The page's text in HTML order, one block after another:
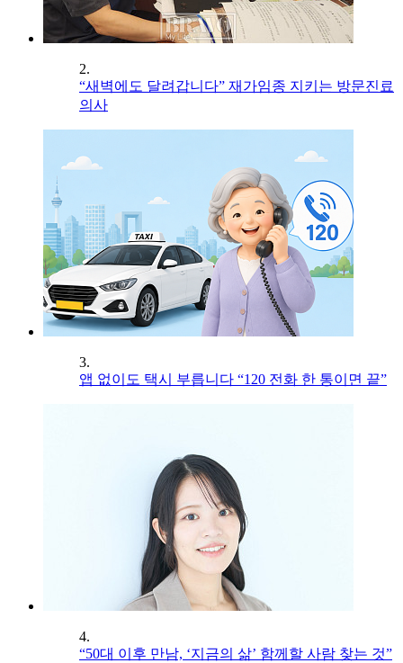
2.
“새벽에도 달려갑니다” 재가임종 지키는 방문진료
의사
3.
앱 없이도 택시 부릅니다 “120 전화 한 통이면 끝”
4.
“50대 이후 만남, ‘지금의 삶’ 함께할 사람 찾는 것”